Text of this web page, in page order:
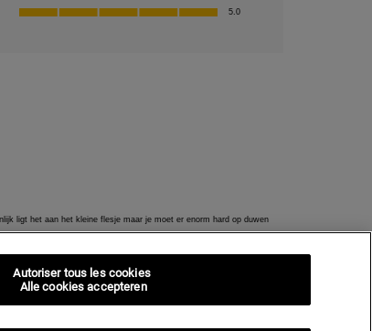
Autoriser tous les cookies
Alle cookies accepteren